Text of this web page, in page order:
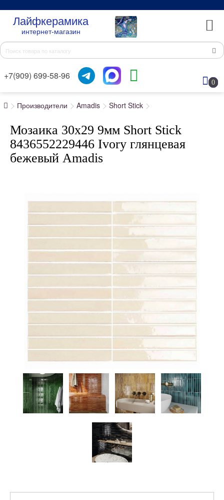
Лайфкерамика
интернет-магазин
+7(909) 699-58-96
0
Производители Amadis Short Stick
Мозаика 30x29 9мм Short Stick
8436552229446 Ivory глянцевая
бежевый Amadis